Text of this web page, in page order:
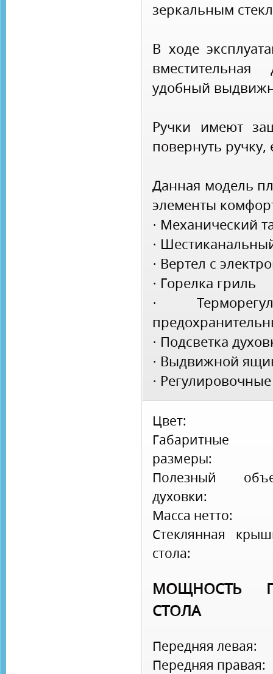
зеркальным
В ходе
удобный
Ручки имеют
повернуть
Данная модель
элементы
· Механический
·
· Вертел с
· Горелка гриль
·
· Подсветка
· Выдвижной
·
Цвет:
Габаритные
размеры:
Полезный
духовки:
Масса нетто:
Стеклянная
стола:
МОЩНОСТЬ
СТОЛА
Передняя левая:
Передняя правая: